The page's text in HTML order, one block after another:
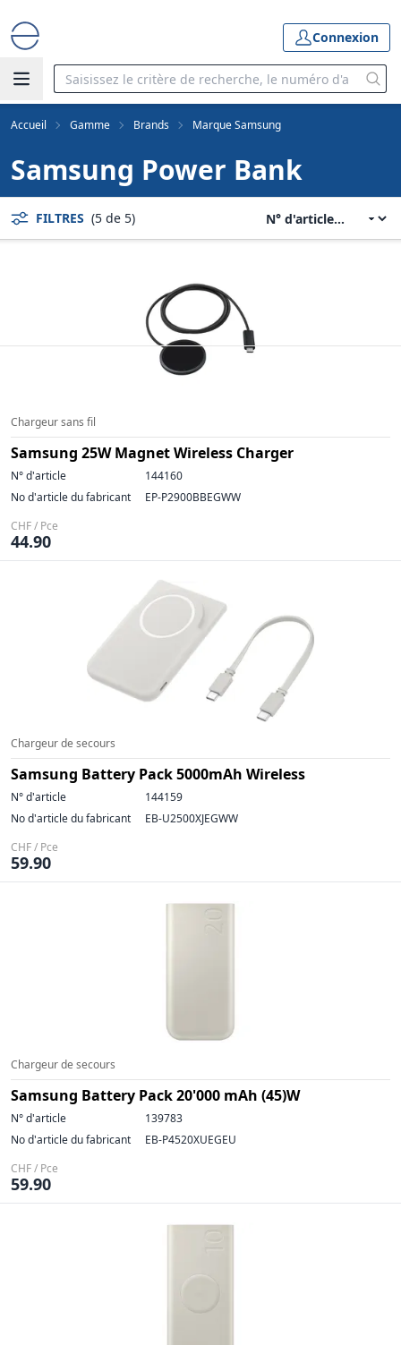
Connexion
Accueil Gamme Brands Marque Samsung
Samsung Power Bank
FILTRES (5 de 5)
Chargeur sans fil
Samsung 25W Magnet Wireless Charger
N° d'article
144160
No d'article du fabricant
EP-P2900BBEGWW
CHF / Pce
44.90
Chargeur de secours
Samsung Battery Pack 5000mAh Wireless
N° d'article
144159
No d'article du fabricant
EB-U2500XJEGWW
CHF / Pce
59.90
Chargeur de secours
Samsung Battery Pack 20'000 mAh (45)W
N° d'article
139783
No d'article du fabricant
EB-P4520XUEGEU
CHF / Pce
59.90